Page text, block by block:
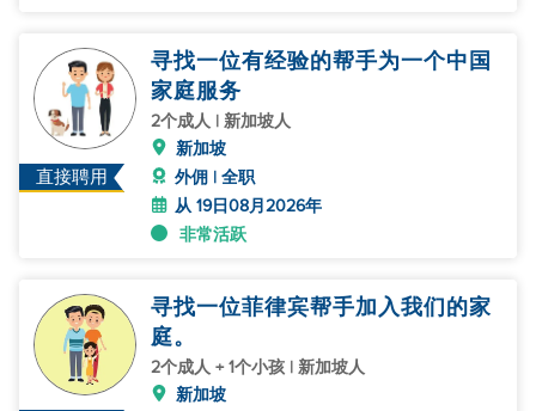
直接聘用
寻找一位有经验的帮手为一个中国
家庭服务
2个成人 | 新加坡人
新加坡
外佣 | 全职
从 19日08月2026年
非常活跃
寻找一位菲律宾帮手加入我们的家
庭。
2个成人 + 1个小孩 | 新加坡人
新加坡